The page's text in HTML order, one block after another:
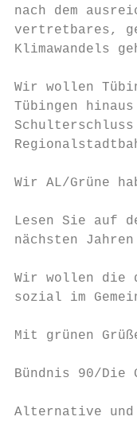
nach dem
vertretbares,
Klimawandels
Wir wollen
Tübingen
Wir AL/Grüne
Lesen Sie auf
nächsten
Wir wollen die
sozial im
Mit grünen
Bündnis 90/Die
Alternative und